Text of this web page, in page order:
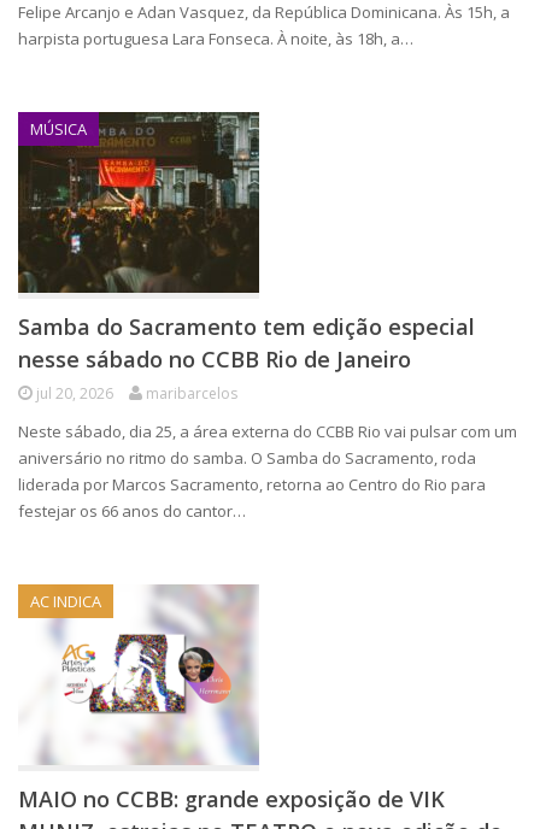
Felipe Arcanjo e Adan Vasquez, da República Dominicana. Às 15h, a
harpista portuguesa Lara Fonseca. À noite, às 18h, a…
MÚSICA
Samba do Sacramento tem edição especial
nesse sábado no CCBB Rio de Janeiro
jul 20, 2026 maribarcelos
Neste sábado, dia 25, a área externa do CCBB Rio vai pulsar com um
aniversário no ritmo do samba. O Samba do Sacramento, roda
liderada por Marcos Sacramento, retorna ao Centro do Rio para
festejar os 66 anos do cantor…
AC INDICA
MAIO no CCBB: grande exposição de VIK